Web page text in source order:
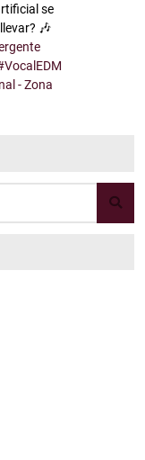
se
🎶
- Zona